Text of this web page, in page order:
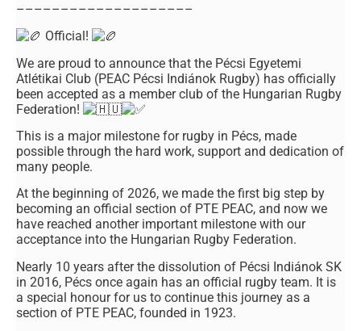
––––––––––––––––––––
Official!
We are proud to announce that the Pécsi Egyetemi
Atlétikai Club (PEAC Pécsi Indiánok Rugby) has officially
been accepted as a member club of the Hungarian Rugby
Federation!
This is a major milestone for rugby in Pécs, made
possible through the hard work, support and dedication of
many people.
At the beginning of 2026, we made the first big step by
becoming an official section of PTE PEAC, and now we
have reached another important milestone with our
acceptance into the Hungarian Rugby Federation.
Nearly 10 years after the dissolution of Pécsi Indiánok SK
in 2016, Pécs once again has an official rugby team. It is
a special honour for us to continue this journey as a
section of PTE PEAC, founded in 1923.